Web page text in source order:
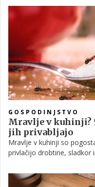
je spomladanski dišeči
začimb nežno odišavi dom.
GOSPODINJSTVO
Mravlje v kuhinji?
jih privabljajo
Mravlje v kuhinji so
privlačijo drobtine, sladkor
razumeti, katere
kako jih hitro ter